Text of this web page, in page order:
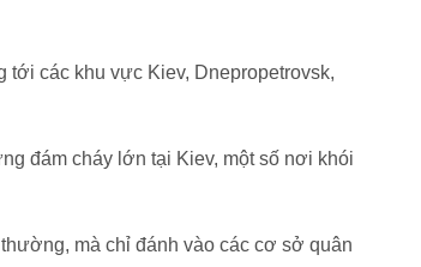
các khu vực Kiev, Dnepropetrovsk,
đám cháy lớn tại Kiev, một số nơi khói
mà chỉ đánh vào các cơ sở quân